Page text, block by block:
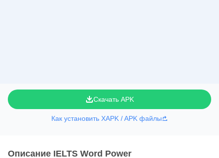
Скачать APK
Как установить XAPK / APK файлы
Oписание IELTS Word Power